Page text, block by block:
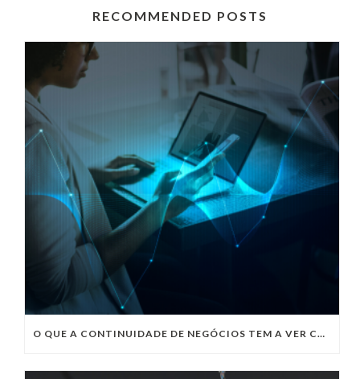
RECOMMENDED POSTS
O QUE A CONTINUIDADE DE NEGÓCIOS TEM A VER COM O ARMAZENAMENTO DE DADOS?